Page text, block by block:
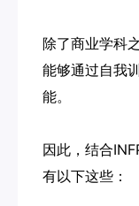
除了商业学科
能够通过自我
能。
因此，结合
有以下这些：